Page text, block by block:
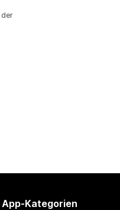
App-Kategorien